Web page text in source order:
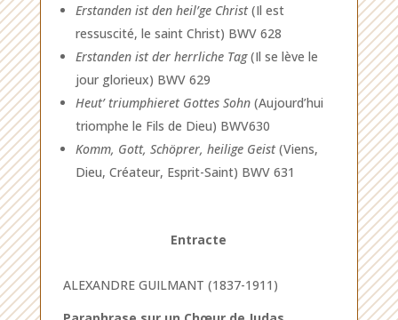
Erstanden ist den heil’ge Christ(Il est
ressuscité, le saint Christ) BWV 628
Erstanden ist der herrliche Tag(Il se lève le
jour glorieux) BWV 629
Heut’ triumphieret Gottes Sohn(Aujourd’hui
triomphe le Fils de Dieu) BWV630
Komm, Gott, Schöprer, heilige Geist(Viens,
Dieu, Créateur, Esprit-Saint) BWV 631
Entracte
ALEXANDRE GUILMANT (1837-1911)